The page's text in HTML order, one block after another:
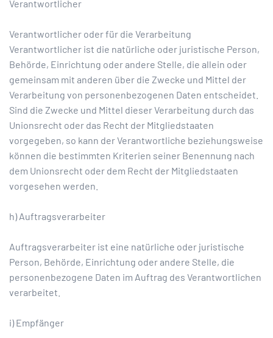
Verantwortlicher
Verantwortlicher oder für die Verarbeitung
Verantwortlicher ist die natürliche oder juristische Person,
Behörde, Einrichtung oder andere Stelle, die allein oder
gemeinsam mit anderen über die Zwecke und Mittel der
Verarbeitung von personenbezogenen Daten entscheidet.
Sind die Zwecke und Mittel dieser Verarbeitung durch das
Unionsrecht oder das Recht der Mitgliedstaaten
vorgegeben, so kann der Verantwortliche beziehungsweise
können die bestimmten Kriterien seiner Benennung nach
dem Unionsrecht oder dem Recht der Mitgliedstaaten
vorgesehen werden.
h) Auftragsverarbeiter
Auftragsverarbeiter ist eine natürliche oder juristische
Person, Behörde, Einrichtung oder andere Stelle, die
personenbezogene Daten im Auftrag des Verantwortlichen
verarbeitet.
i) Empfänger